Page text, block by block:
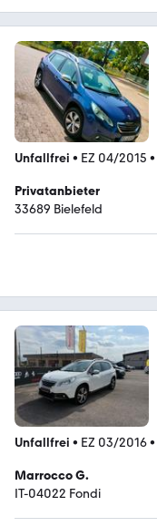
Unfallfrei • EZ 04/2015 •
Privatanbieter
33689 Bielefeld
Unfallfrei • EZ 03/2016•
Marrocco G.
IT-04022 Fondi